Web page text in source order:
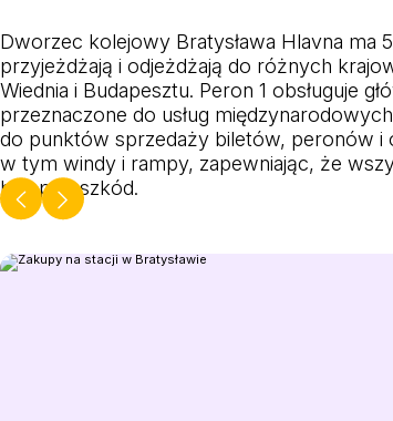
Dworzec kolejowy Bratysława Hlavna ma
przyjeżdżają i odjeżdżają do różnych
Wiednia i Budapesztu. Peron 1 obsługuje
przeznaczone do usług
do punktów sprzedaży biletów, peronów i
w tym windy i rampy, zapewniając, że
bez przeszkód.